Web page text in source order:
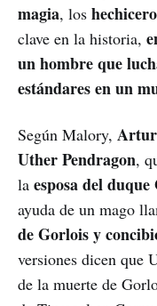
magia, los
clave en la historia,
un hombre que
estándares en un
Según Malory,
Uther Pendragon,
la esposa del
ayuda de un mago
de Gorlois y
versiones dicen que
de la muerte de